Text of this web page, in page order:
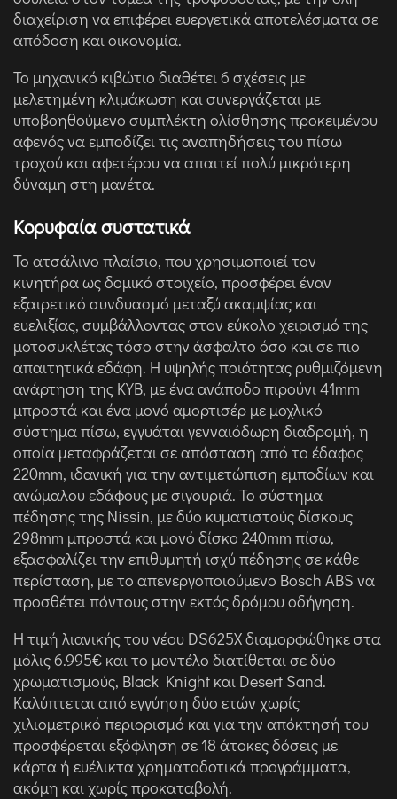
διαχείριση να επιφέρει ευεργετικά αποτελέσματα σε
απόδοση και οικονομία.
Το μηχανικό κιβώτιο διαθέτει 6 σχέσεις με
μελετημένη κλιμάκωση και συνεργάζεται με
υποβοηθούμενο συμπλέκτη ολίσθησης προκειμένου
αφενός να εμποδίζει τις αναπηδήσεις του πίσω
τροχού και αφετέρου να απαιτεί πολύ μικρότερη
δύναμη στη μανέτα.
Κορυφαία συστατικά
Το ατσάλινο πλαίσιο, που χρησιμοποιεί τον
κινητήρα ως δομικό στοιχείο, προσφέρει έναν
εξαιρετικό συνδυασμό μεταξύ ακαμψίας και
ευελιξίας, συμβάλλοντας στον εύκολο χειρισμό της
μοτοσυκλέτας τόσο στην άσφαλτο όσο και σε πιο
απαιτητικά εδάφη. Η υψηλής ποιότητας ρυθμιζόμενη
ανάρτηση της KYB, με ένα ανάποδο πιρούνι 41mm
μπροστά και ένα μονό αμορτισέρ με μοχλικό
σύστημα πίσω, εγγυάται γενναιόδωρη διαδρομή, η
οποία μεταφράζεται σε απόσταση από το έδαφος
220mm, ιδανική για την αντιμετώπιση εμποδίων και
ανώμαλου εδάφους με σιγουριά. Το σύστημα
πέδησης της Nissin, με δύο κυματιστούς δίσκους
298mm μπροστά και μονό δίσκο 240mm πίσω,
εξασφαλίζει την επιθυμητή ισχύ πέδησης σε κάθε
περίσταση, με το απενεργοποιούμενο Bosch ABS να
προσθέτει πόντους στην εκτός δρόμου οδήγηση.
Η τιμή λιανικής του νέου DS625X διαμορφώθηκε στα
μόλις 6.995€ και το μοντέλο διατίθεται σε δύο
χρωματισμούς, Black Knight και Desert Sand.
Καλύπτεται από εγγύηση δύο ετών χωρίς
χιλιομετρικό περιορισμό και για την απόκτησή του
προσφέρεται εξόφληση σε 18 άτοκες δόσεις με
κάρτα ή ευέλικτα χρηματοδοτικά προγράμματα,
ακόμη και χωρίς προκαταβολή.